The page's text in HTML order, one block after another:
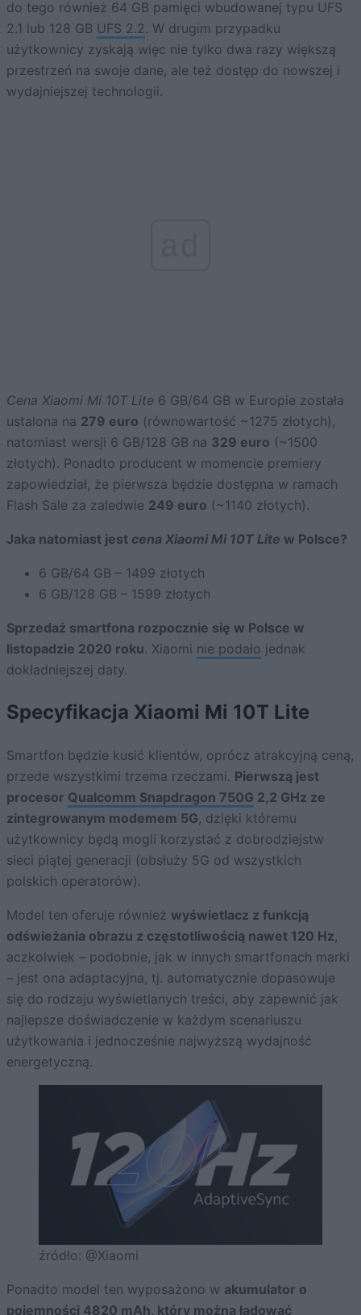
do tego również 64 GB pamięci wbudowanej typu UFS
2.1 lub 128 GB UFS 2.2 . W drugim przypadku
użytkownicy zyskają więc nie tylko dwa razy większą
przestrzeń na swoje dane, ale też dostęp do nowszej i
wydajniejszej technologii.
Cena Xiaomi Mi 10T Lite 6 GB/64 GB w Europie została
ustalona na 279 euro (równowartość ~1275 złotych),
natomiast wersji 6 GB/128 GB na 329 euro (~1500
złotych). Ponadto producent w momencie premiery
zapowiedział, że pierwsza będzie dostępna w ramach
Flash Sale za zaledwie 249 euro (~1140 złotych).
Jaka natomiast jest cena Xiaomi Mi 10T Lite w Polsce?
6 GB/64 GB – 1499 złotych
6 GB/128 GB – 1599 złotych
Sprzedaż smartfona rozpocznie się w Polsce w
listopadzie 2020 roku. Xiaomi nie podało jednak
dokładniejszej daty.
Specyfikacja Xiaomi Mi 10T Lite
Smartfon będzie kusić klientów, oprócz atrakcyjną ceną,
przede wszystkimi trzema rzeczami. Pierwszą jest
procesor Qualcomm Snapdragon 750G 2,2 GHz ze
zintegrowanym modemem 5G, dzięki któremu
użytkownicy będą mogli korzystać z dobrodziejstw
sieci piątej generacji (obsłuży 5G od wszystkich
polskich operatorów).
Model ten oferuje również wyświetlacz z funkcją
odświeżania obrazu z częstotliwością nawet 120 Hz,
aczkolwiek – podobnie, jak w innych smartfonach marki
– jest ona adaptacyjna, tj. automatycznie dopasowuje
się do rodzaju wyświetlanych treści, aby zapewnić jak
najlepsze doświadczenie w każdym scenariuszu
użytkowania i jednocześnie najwyższą wydajność
energetyczną.
źródło: @Xiaomi
Ponadto model ten wyposażono w akumulator o
pojemności 4820 mAh, który można ładować